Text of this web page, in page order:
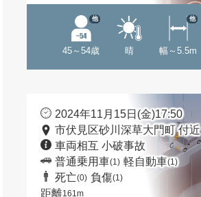
45～54歳
他
晴 幅～5.5m
他
2024年11月15日(金)17:50
市伏見区砂川深草大門町 付近
車両相互 小破事故
普通乗用車(1) 軽自動車(1)
死亡(0) 負傷(1)
距離161m